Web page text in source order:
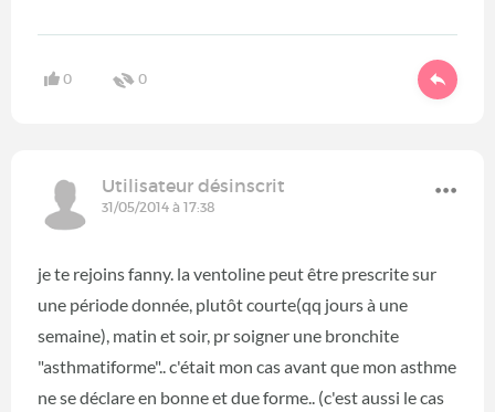
0 0
Utilisateur désinscrit
31/05/2014 à 17:38
je te rejoins fanny. la ventoline peut être prescrite sur
une période donnée, plutôt courte(qq jours à une
semaine), matin et soir, pr soigner une bronchite
"asthmatiforme".. c'était mon cas avant que mon asthme
ne se déclare en bonne et due forme.. (c'est aussi le cas